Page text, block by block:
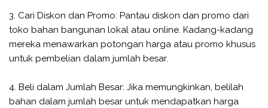
3. Cari Diskon dan Promo: Pantau diskon dan promo dari
toko bahan bangunan lokal atau online. Kadang-kadang
mereka menawarkan potongan harga atau promo khusus
untuk pembelian dalam jumlah besar.
4. Beli dalam Jumlah Besar: Jika memungkinkan, belilah
bahan dalam jumlah besar untuk mendapatkan harga